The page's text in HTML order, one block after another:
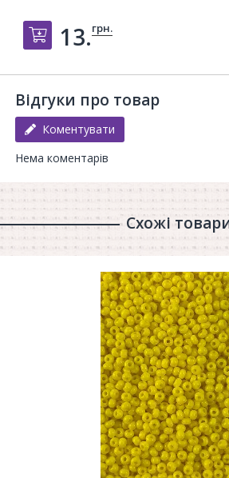
Добавить в корзину
13.грн.
Відгуки про товар
Коментувати
Нема коментарів
Схожі